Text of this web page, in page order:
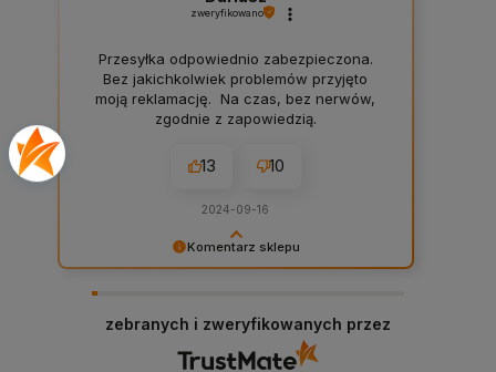
Komentarz sklepu
sklepu! W Chemiczna-hurtownia.pl stawiamy na
najwyższą jakość obsługi i asortymentu, dlatego
każda taka opinia jest dla nas cenna. Dzięki
zweryfikowano
Przesyłka odpowiednio zabezpieczona.
Bez jakichkolwiek problemów przyjęto
moją reklamację. Na czas, bez nerwów,
zgodnie z zapowiedzią.
13 10
2024-09-16
zebranych i zweryfikowanych przez